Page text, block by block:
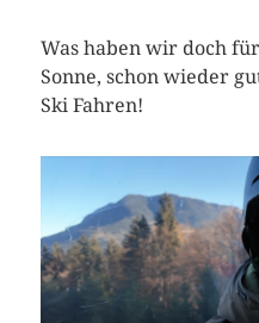
Was haben wir doch
Sonne, schon wieder
Ski Fahren!